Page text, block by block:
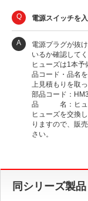
Q
電源スイッチを
A
電源プラグが抜
いるか確認してく
ヒューズは1本
品コード・品名
上見積もりを取
部品コード：
品 名：ヒュ
ヒューズを交換
りますので、販
さい。
同シリーズ製品